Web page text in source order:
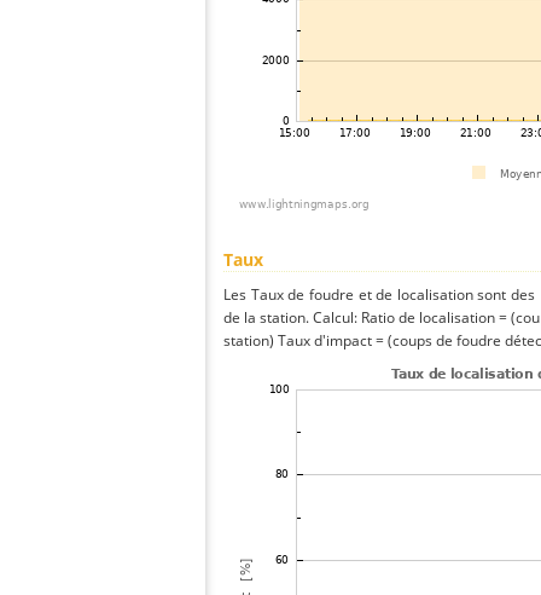
Taux
Les Taux de foudre et de localisation sont
de la station. Calcul: Ratio de localisation =
station) Taux d'impact = (coups de foudre